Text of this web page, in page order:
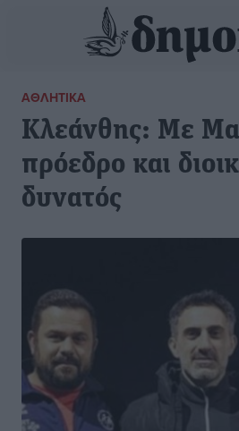
ΑΘΛΗΤΙΚΆ
Κλεάνθης: Με
πρόεδρο και
δυνατός